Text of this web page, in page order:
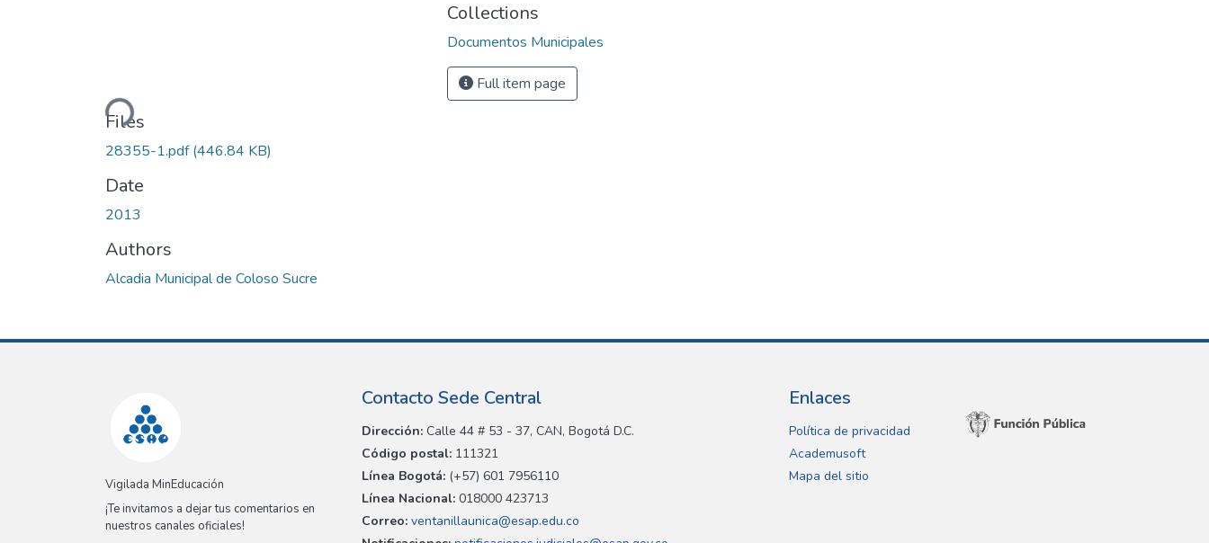
Loading...
Files
28355-1.pdf(446.84 KB)
Date
2013
Authors
Alcadia Municipal de Coloso Sucre
Collections
Documentos Municipales
Full item page
Vigilada MinEducación
¡Te invitamos a dejar tus comentarios en
nuestros canales oficiales!
Contacto Sede Central
Dirección: Calle 44 # 53 - 37, CAN, Bogotá D.C.
Código postal: 111321
Línea Bogotá: (+57) 601 7956110
Línea Nacional: 018000 423713
Correo: ventanillaunica@esap.edu.co
Enlaces
Política de privacidad
Academusoft
Mapa del sitio